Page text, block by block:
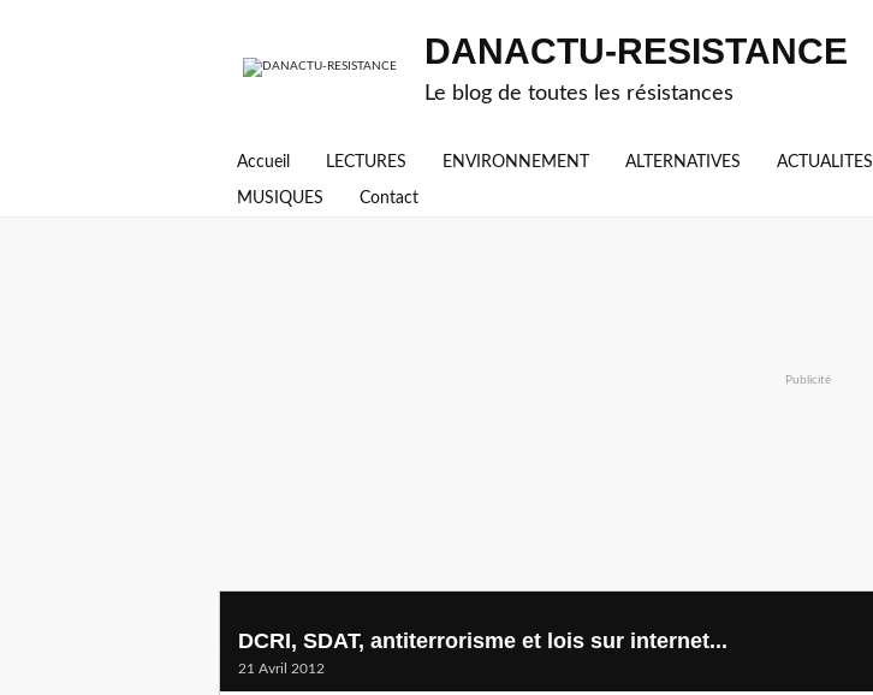
DANACTU-RESISTANCE
Le blog de toutes les résistances
Accueil LECTURES ENVIRONNEMENT ALTERNATIVES ACTUALITES
MUSIQUES Contact
Publicité
DCRI, SDAT, antiterrorisme et lois sur internet...
21 Avril 2012